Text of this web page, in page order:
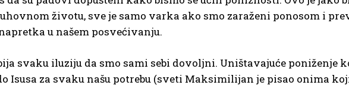
životu, sve je samo varka ako smo zaraženi ponosom i
u našem posvećivanju.
svaku iluziju da smo sami sebi dovoljni. Uništavajuće poniženje
Isusa za svaku našu potrebu (sveti Maksimilijan je pisao onima